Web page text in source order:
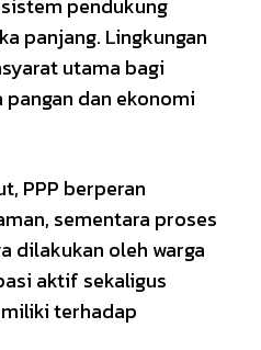
pendukung
panjang. Lingkungan
utama bagi
dan ekonomi
PPP berperan
sementara proses
dilakukan oleh warga
aktif sekaligus
terhadap